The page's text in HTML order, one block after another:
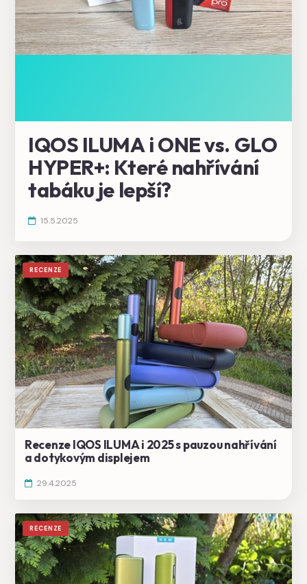
IQOS ILUMA i ONE vs. GLO
HYPER+: Které nahřívání
tabáku je lepší?
15.5.2025
RECENZE
Recenze IQOS ILUMA i 2025 s pauzou nahřívání
a dotykovým displejem
29.4.2025
RECENZE